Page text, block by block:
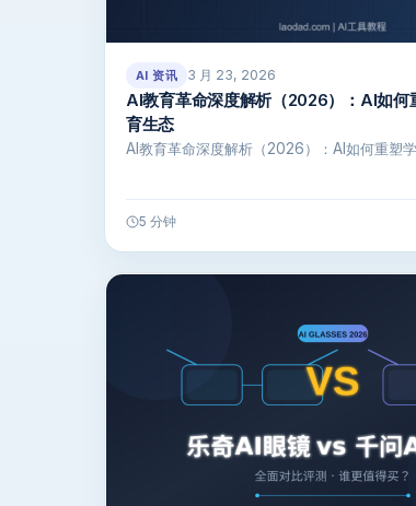
AI 资讯 3 月 23, 2026
AI教育革命深度解析（2026）：AI如何
育生态
AI教育革命深度解析（2026）：AI如何重塑
5 分钟